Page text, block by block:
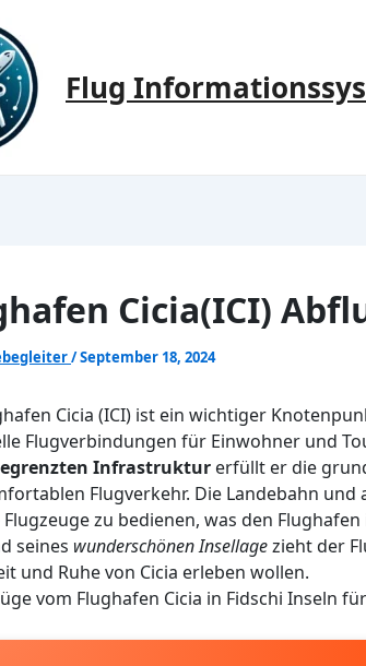
Flug
Cicia(ICI)
/September 18, 2024
Cicia (ICI) ist ein wichtiger
Flugverbindungen für Einwohner und
Infrastruktur erfüllt er die
Flugverkehr. Die Landebahn
zu bedienen, was den
seines wunderschönen Insellagezieht der
und Ruhe von Cicia erleben wollen.
vom Flughafen Cicia in Fidschi Inseln